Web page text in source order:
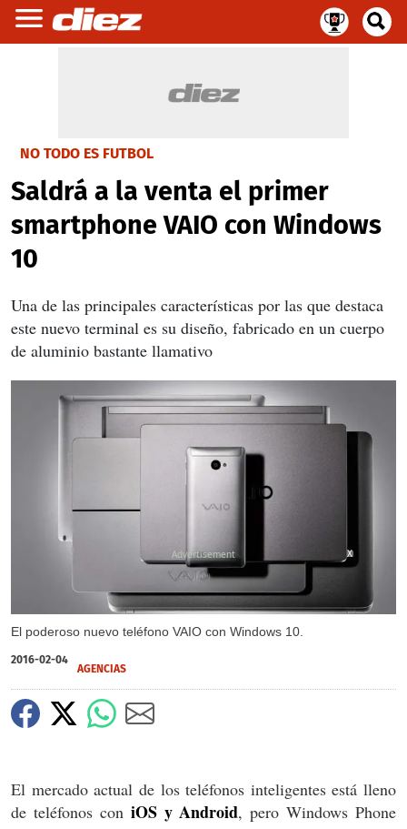
NO TODO ES FUTBOL
Saldrá a la venta el primer
smartphone VAIO con Windows
10
Una de las principales características por las que destaca
este nuevo terminal es su diseño, fabricado en un cuerpo
de aluminio bastante llamativo
El poderoso nuevo teléfono VAIO con Windows 10.
X
2016-02-04
AGENCIAS
El mercado actual de los teléfonos inteligentes está lleno
de teléfonos con iOS y Android, pero Windows Phone